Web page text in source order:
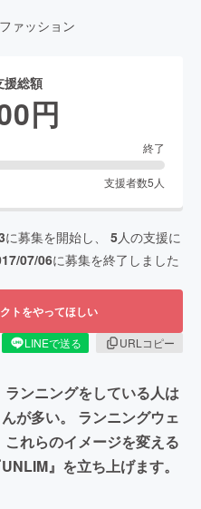
ファッション
援総額
円
終了
支援者数5 人
に募集を開始し、 5人の支援に
07/06に募集を終了しました
トをやってほしい
LINEで送る
URLコピー
ンニングをしている人は
が多い。 ランニングウェ
れらのイメージを変える
』を立ち上げます。